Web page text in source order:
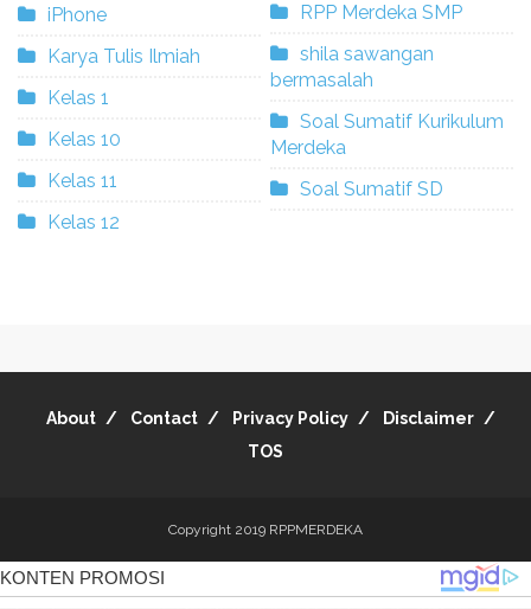
iPhone
Karya Tulis Ilmiah
Kelas 1
Kelas 10
Kelas 11
Kelas 12
RPP Merdeka SMP
shila sawangan
bermasalah
Soal Sumatif Kurikulum
Merdeka
Soal Sumatif SD
About Contact Privacy Policy
Disclaimer
TOS
Copyright 2019 RPPMERDEKA